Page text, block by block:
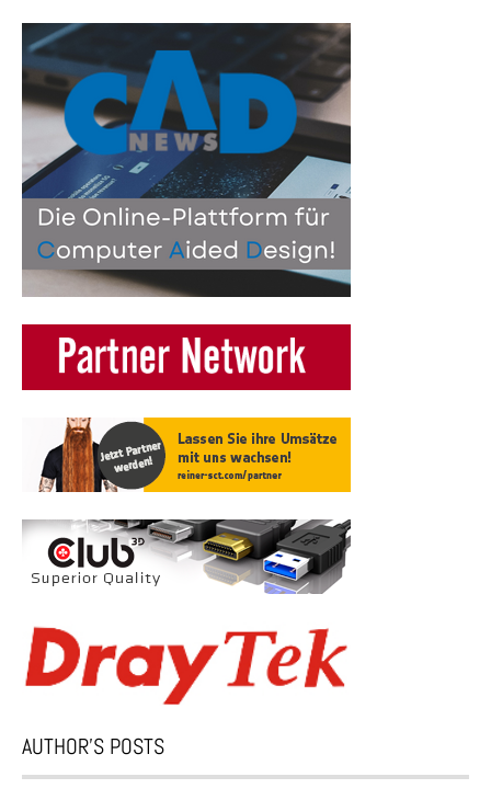
AUTHOR’S POSTS